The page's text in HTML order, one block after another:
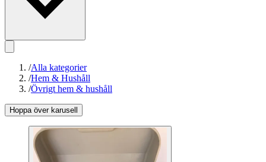
/Alla kategorier
/Hem & Hushåll
/Övrigt hem & hushåll
Hoppa över karusell